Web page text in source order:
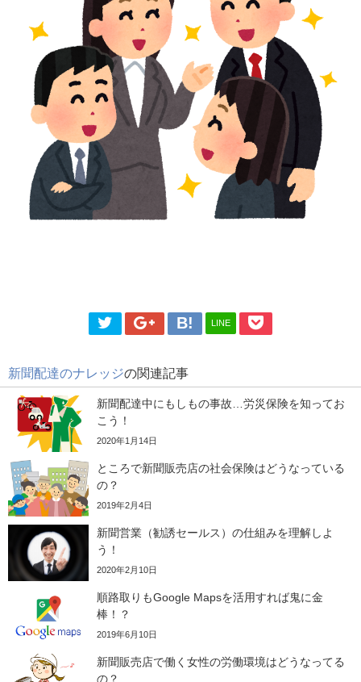
LINE
新聞配達のナレッジの関連記事
新聞配達中にもしもの事故…労災保険を知ってお
こう！
2020年1月14日
ところで新聞販売店の社会保険はどうなっている
の？
2019年2月4日
新聞営業（勧誘セールス）の仕組みを理解しよ
う！
2020年2月10日
順路取りもGoogle Mapsを活用すれば鬼に金
棒！？
2019年6月10日
新聞販売店で働く女性の労働環境はどうなってる
の？